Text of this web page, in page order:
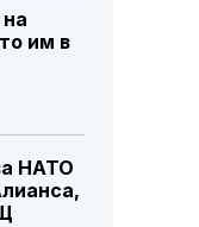
им в
НАТО